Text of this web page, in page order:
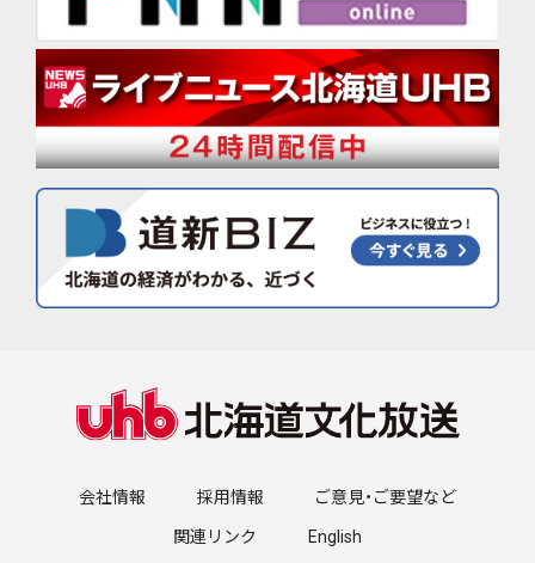
会社情報 採用情報 ご意見・ご要望など
関連リンク English